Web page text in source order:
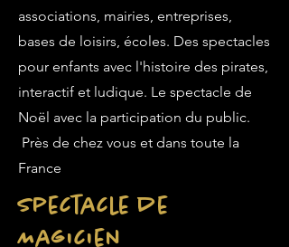
associations, mairies, entreprises,
bases de loisirs, écoles. Des spectacles
pour enfants avec l'histoire des pirates,
interactif et ludique. Le spectacle de
Noël avec la participation du public.
Près de chez vous et dans toute la
France
Spectacle de
Magicien